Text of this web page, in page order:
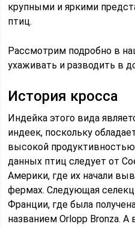
крупными и яркими
птиц.
Рассмотрим подробно в
ухаживать и разводить в
История кросса
Индейка этого вида
индеек, поскольку
высокой
данных птиц следует от
Америки, где их начали
фермах. Следующая
Франции, где была
названием Orlopp Bronza.